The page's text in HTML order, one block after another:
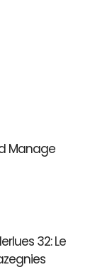
Manage
32: Le